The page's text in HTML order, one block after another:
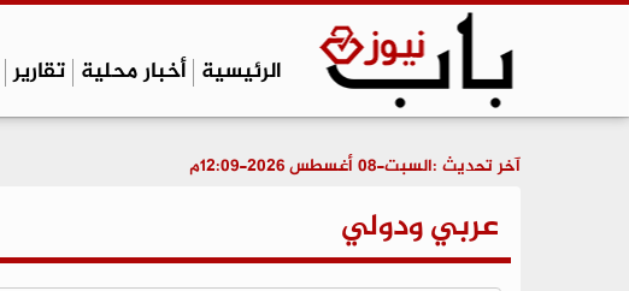
الرئيسية أخبار محلية تقارير
آخر تحديث :السبت-08 أغسطس 2026-12:09م
عربي ودولي